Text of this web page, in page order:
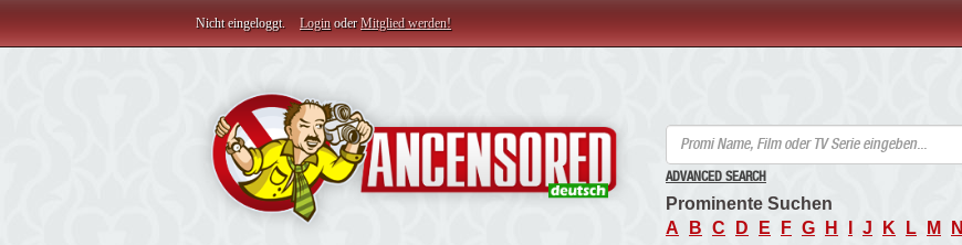
Nicht eingeloggt. Login oderMitglied werden!
ADVANCED SEARCH
Prominente Suchen
A
B C D E F G H J K L M N